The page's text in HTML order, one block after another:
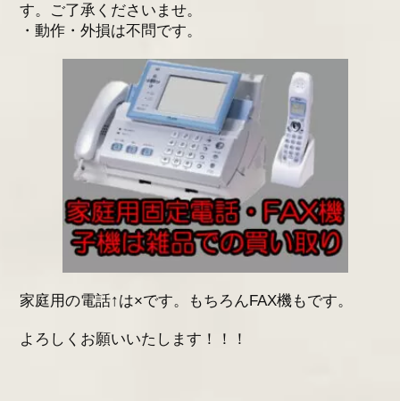
す。ご了承くださいませ。
・動作・外損は不問です。
家庭用の電話↑は×です。もちろんFAX機もです。
よろしくお願いいたします！！！